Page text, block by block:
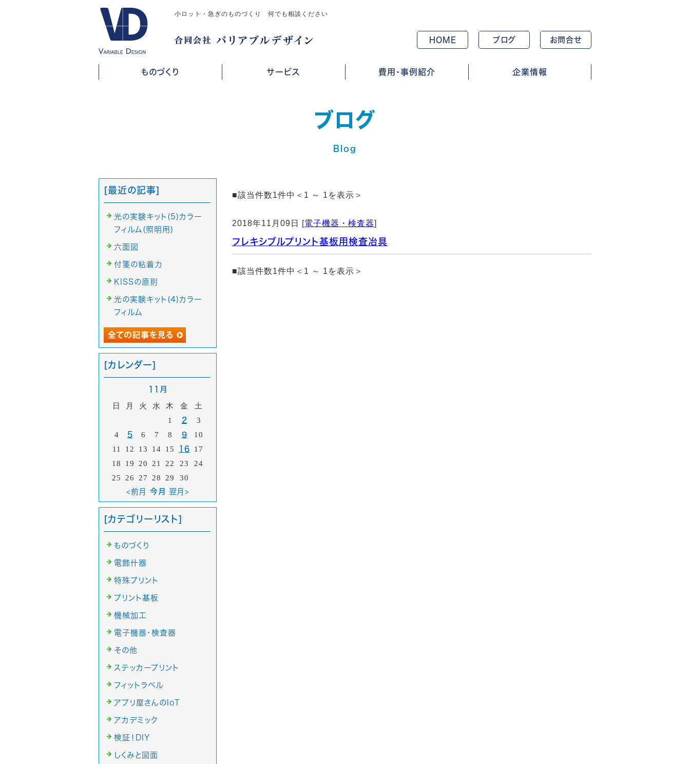
小ロット・急ぎのものづくり 何でも相談ください
HOME ブログ お問合せ
ものづくり サービス 費用・事例紹介 企業情報
ブログ
Blog
■該当件数1件中＜1 ～ 1を表示＞
2018年11月09日 [電子機器・検査器]
フレキシブルプリント基板用検査冶具
■該当件数1件中＜1 ～ 1を表示＞
[最近の記事]
光の実験キット(5)カラー
フィルム(照明用)
六面図
付箋の粘着力
KISSの原則
光の実験キット(4)カラー
フィルム
[カレンダー]
11月
日 月 火 水 木 金
土
1
2
3
4
5 6 7 8 9
10
11
12 13 14 15 16
17
18
19 20 21 22 23
24
25
26 27 28 29 30
<前月 今月 翌月>
[カテゴリーリスト]
ものづくり
電飾什器
特殊プリント
プリント基板
機械加工
電子機器・検査器
その他
ステッカープリント
フィットラベル
アプリ屋さんのIoT
アカデミック
検証！DIY
しくみと図面